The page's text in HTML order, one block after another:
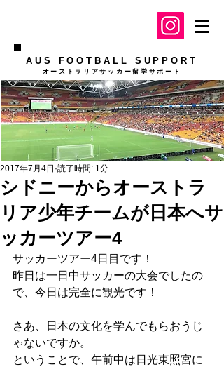
AUS FOOTBALL SUPPORT
​オーストラリアサッカー留学サポート
シドニーからオーストラ
リア少年チームが日本へサ
ッカーツアー4
2017年7月4日 読了時間: 1分
サッカーツアー4日目です！
昨日は一日中サッカーの大会でしたの
で、今日は完全に観光です！
さあ、日本の文化を学んでもらおうじ
ゃないですか。
ということで、午前中は日光東照宮に